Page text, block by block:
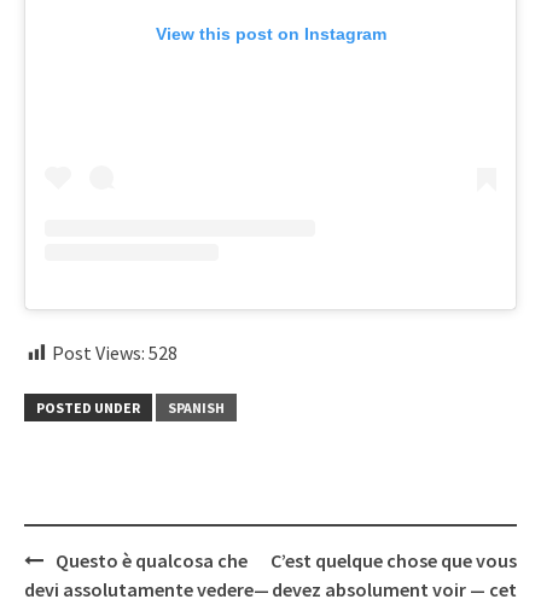
View this post on Instagram
Post Views: 528
POSTED UNDER SPANISH
Post
navigation
Questo è qualcosa che
devi assolutamente vedere—
C’est quelque chose que vous
devez absolument voir — cet